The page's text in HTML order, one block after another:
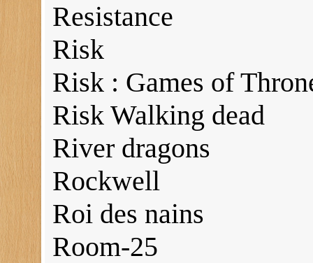
Resistance
Risk
Risk : Games of
Risk Walking dead
River dragons
Rockwell
Roi des nains
Room-25